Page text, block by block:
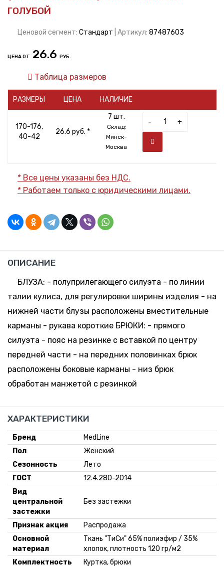
ГОЛУБОЙ
Ценовой сегмент: Стандарт | Артикул: 87487603
ЦЕНА ОТ 26.6 РУБ.
Таблица размеров
РАЗМЕРЫ ЦЕНА НАЛИЧИЕ
170-176,
40-42
26.6 руб. *
7 шт.
Склад:
Минск-
Москва
- +
* Все цены указаны без НДС.
* Работаем только с юридическими лицами.
ОПИСАНИЕ
БЛУЗА: - полуприлегающего силуэта - по линии
талии кулиса, для регулировки ширины изделия - на
нижней части блузы расположены вместительные
карманы - рукава короткие БРЮКИ: - прямого
силуэта - пояс на резинке с вставкой по центру
передней части - на передних половинках брюк
расположены боковые карманы - низ брюк
обработан манжетой с резинкой
ХАРАКТЕРИСТИКИ
Бренд
MedLine
Пол
Женский
Сезонность
Лето
ГОСТ
12.4.280-2014
Вид
центральной
застежки
Без застежки
Признак акция
Распродажа
Основной
материал
Ткань "ТиСи" 65% полиэфир / 35%
хлопок, плотность 120 гр/м2
Комплектность
Куртка, брюки